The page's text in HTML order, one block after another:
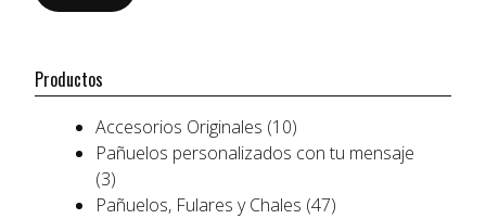
Productos
Accesorios Originales (10)
Pañuelos personalizados con tu mensaje
(3)
Pañuelos, Fulares y Chales (47)